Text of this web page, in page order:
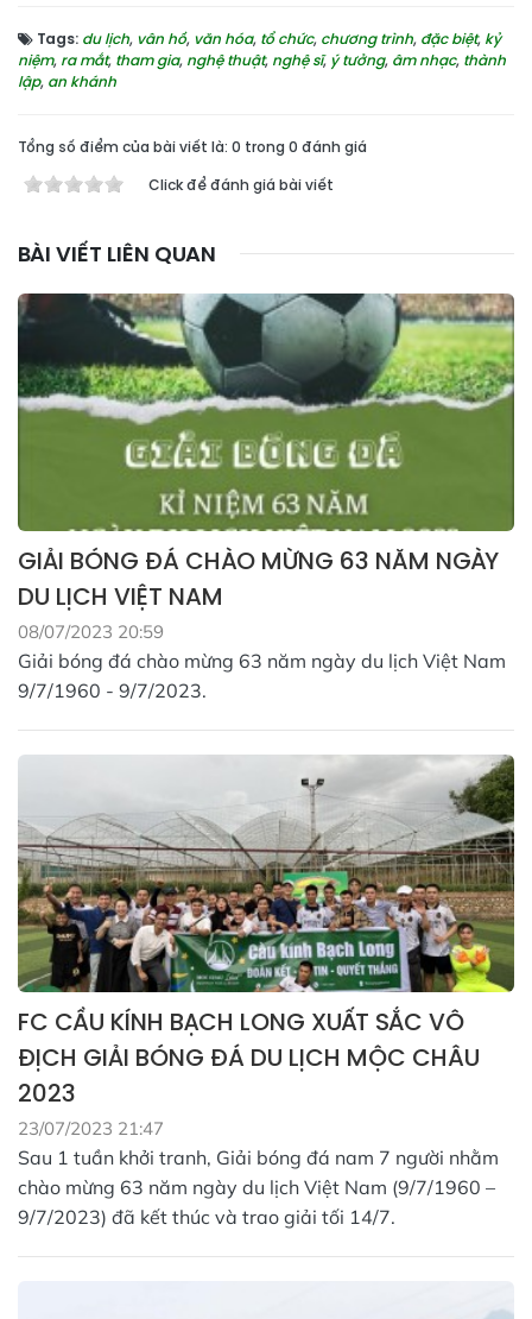
Tags: du lịch, vân hồ, văn hóa, tổ chức, chương trình, đặc biệt, kỷ
niệm, ra mắt, tham gia, nghệ thuật, nghệ sĩ, ý tưởng, âm nhạc, thành
lập, an khánh
Tổng số điểm của bài viết là: 0 trong 0 đánh giá
Click để đánh giá bài viết
BÀI VIẾT LIÊN QUAN
GIẢI BÓNG ĐÁ CHÀO MỪNG 63 NĂM NGÀY
DU LỊCH VIỆT NAM
08/07/2023 20:59
Giải bóng đá chào mừng 63 năm ngày du lịch Việt Nam
9/7/1960 - 9/7/2023.
FC CẦU KÍNH BẠCH LONG XUẤT SẮC VÔ
ĐỊCH GIẢI BÓNG ĐÁ DU LỊCH MỘC CHÂU
2023
23/07/2023 21:47
Sau 1 tuần khởi tranh, Giải bóng đá nam 7 người nhằm
chào mừng 63 năm ngày du lịch Việt Nam (9/7/1960 –
9/7/2023) đã kết thúc và trao giải tối 14/7.